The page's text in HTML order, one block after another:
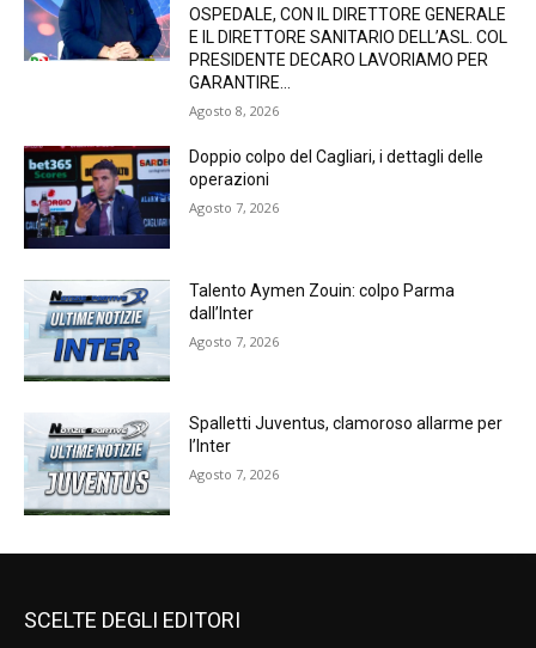
OSPEDALE, CON IL DIRETTORE GENERALE
E IL DIRETTORE SANITARIO DELL’ASL. COL
PRESIDENTE DECARO LAVORIAMO PER
GARANTIRE...
Agosto 8, 2026
Doppio colpo del Cagliari, i dettagli delle
operazioni
Agosto 7, 2026
Talento Aymen Zouin: colpo Parma
dall’Inter
Agosto 7, 2026
Spalletti Juventus, clamoroso allarme per
l’Inter
Agosto 7, 2026
SCELTE DEGLI EDITORI